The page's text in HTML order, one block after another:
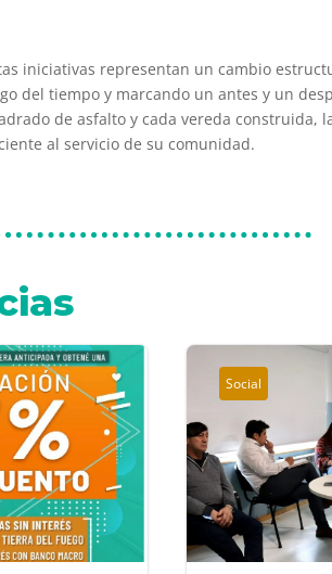
iniciativas representan un cambio
del tiempo y marcando un antes y un
de asfalto y cada vereda construida,
al servicio de su comunidad.
Social